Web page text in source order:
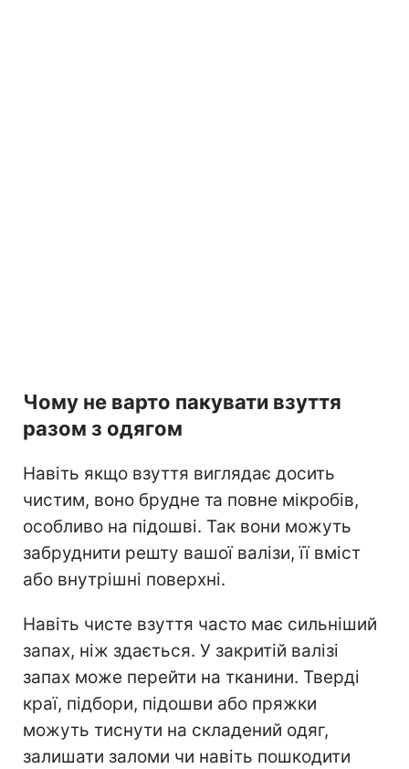
Чому не варто пакувати взуття
разом з одягом
Навіть якщо взуття виглядає досить
чистим, воно брудне та повне мікробів,
особливо на підошві. Так вони можуть
забруднити решту вашої валізи, її вміст
або внутрішні поверхні.
Навіть чисте взуття часто має сильніший
запах, ніж здається. У закритій валізі
запах може перейти на тканини. Тверді
краї, підбори, підошви або пряжки
можуть тиснути на складений одяг,
залишати заломи чи навіть пошкодити